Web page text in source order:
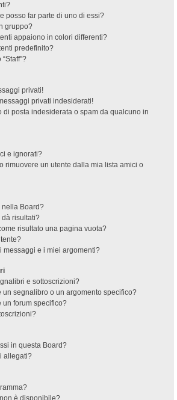
posso far parte di uno di essi?
gruppo?
appaiono in colori differenti?
predefinito?
privati!
privati indesiderati!
di posta indesiderata o spam da qualcuno in
e ignorati?
rimuovere un utente dalla mia lista amici o
nella Board?
dà risultati?
risultato una pagina vuota?
messaggi e i miei argomenti?
e sottoscrizioni?
un segnalibro o un argomento specifico?
un forum specifico?
in questa Board?
allegati?
è disponibile?